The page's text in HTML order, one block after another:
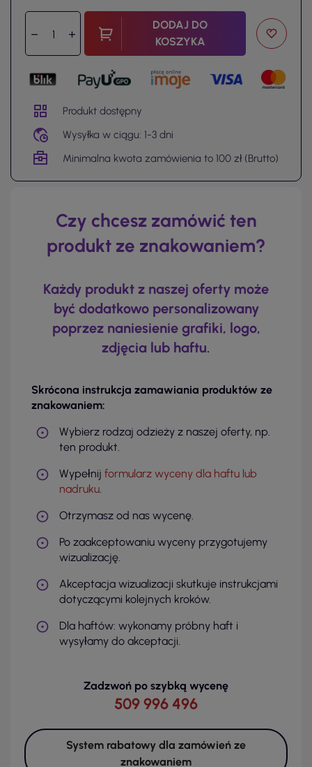
DODAJ DO
KOSZYKA
Produkt dostępny
Wysyłka w ciągu: 1-3 dni
Minimalna kwota zamówienia to 100 zł (Brutto)
Czy chcesz zamówić ten
produkt ze znakowaniem?
Każdy produkt z naszej oferty może
być dodatkowo personalizowany
poprzez naniesienie grafiki, logo,
zdjęcia lub haftu.
Skrócona instrukcja zamawiania produktów ze
znakowaniem:
Wybierz rodzaj odzieży z naszej oferty, np.
ten produkt.
Wypełnij formularz wyceny dla haftu lub
nadruku.
Otrzymasz od nas wycenę.
Po zaakceptowaniu wyceny przygotujemy
wizualizację.
Akceptacja wizualizacji skutkuje instrukcjami
dotyczącymi kolejnych kroków.
Dla haftów: wykonamy próbny haft i
wysyłamy do akceptacji.
Zadzwoń po szybką wycenę
509 996 496
System rabatowy dla zamówień ze
znakowaniem